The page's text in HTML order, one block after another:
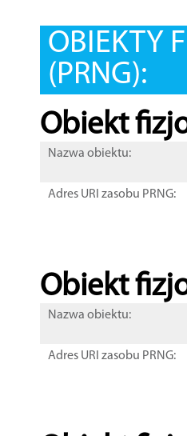
OBIEKTY
(PRNG):
Obiekt
Nazwa obiektu:
Adres URI zasobu PRNG:
Obiekt
Nazwa obiektu:
Adres URI zasobu PRNG: